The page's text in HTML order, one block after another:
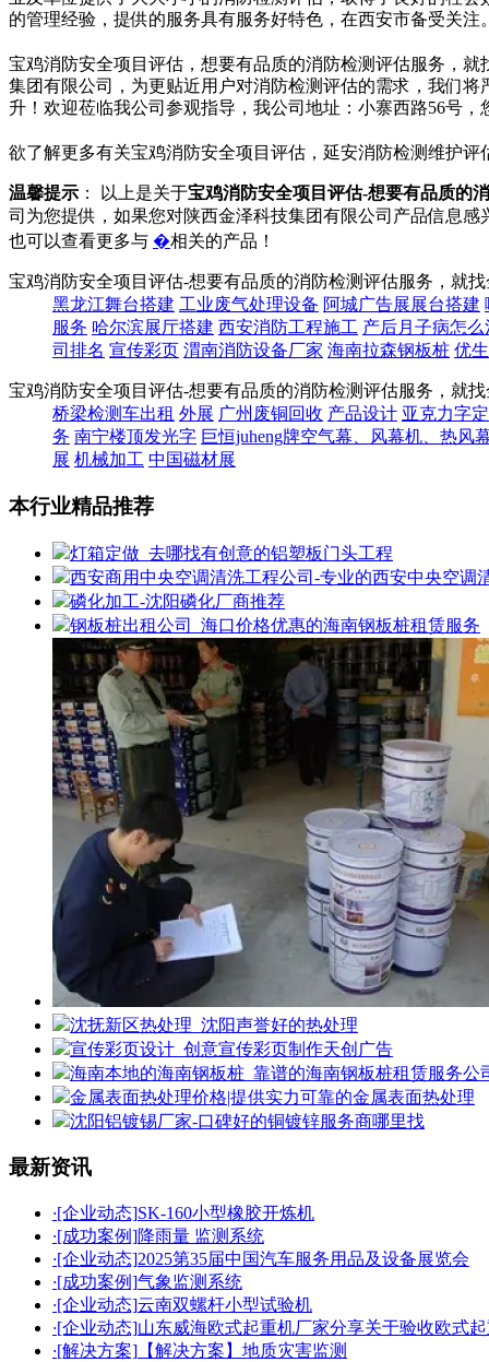
的管理经验，提供的服务具有服务好特色，在西安市备受关注
宝鸡消防安全项目评估，想要有品质的消防检测评估服务，
集团有限公司，为更贴近用户对消防检测评估的需求，我们
升！欢迎莅临我公司参观指导，我公司地址：小寨西路56号
欲了解更多有关宝鸡消防安全项目评估，延安消防检测维护
温馨提示 ： 以上是关于宝鸡消防安全项目评估-想要有品质的
司为您提供，如果您对陕西金泽科技集团有限公司产品信息感
也可以查看更多与 �相关的产品！
宝鸡消防安全项目评估-想要有品质的消防检测评估服务，就
黑龙江舞台搭建 工业废气处理设备 阿城广告展展台搭建
服务 哈尔滨展厅搭建 西安消防工程施工 产后月子病怎么
司排名 宣传彩页 渭南消防设备厂家 海南拉森钢板桩 优
宝鸡消防安全项目评估-想要有品质的消防检测评估服务，就
桥梁检测车出租 外展 广州废铜回收 产品设计 亚克力字
务 南宁楼顶发光字 巨恒juheng牌空气幕、风幕机、热风
展 机械加工 中国磁材展
本行业精品推荐
灯箱定做_去哪找有创意的铝塑板门头工程
西安商用中央空调清洗工程公司-专业的西安中央空调
磷化加工-沈阳磷化厂商推荐
钢板桩出租公司_海口价格优惠的海南钢板桩租赁服务
沈抚新区热处理_沈阳声誉好的热处理
宣传彩页设计_创意宣传彩页制作天创广告
海南本地的海南钢板桩_靠谱的海南钢板桩租赁服务公
金属表面热处理价格|提供实力可靠的金属表面热处理
沈阳铝镀锡厂家-口碑好的铜镀锌服务商哪里找
最新资讯
·[企业动态]SK-160小型橡胶开炼机
·[成功案例]降雨量 监测系统
·[企业动态]2025第35届中国汽车服务用品及设备展览会
·[成功案例]气象监测系统
·[企业动态]云南双螺杆小型试验机
·[企业动态]山东威海欧式起重机厂家分享关于验收欧式
·[解决方案] 【解决方案】地质灾害监测